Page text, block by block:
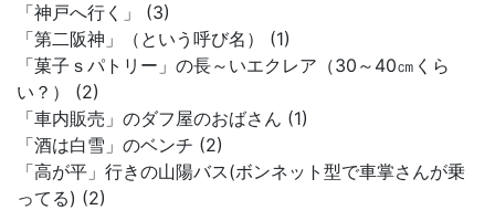
「神戸へ行く」 (3)
「第二阪神」（という呼び名） (1)
「菓子ｓパトリー」の長～いエクレア（30～40㎝くら
い？） (2)
「車内販売」のダフ屋のおばさん (1)
「酒は白雪」のベンチ (2)
「高が平」行きの山陽バス(ボンネット型で車掌さんが乗
ってる) (2)